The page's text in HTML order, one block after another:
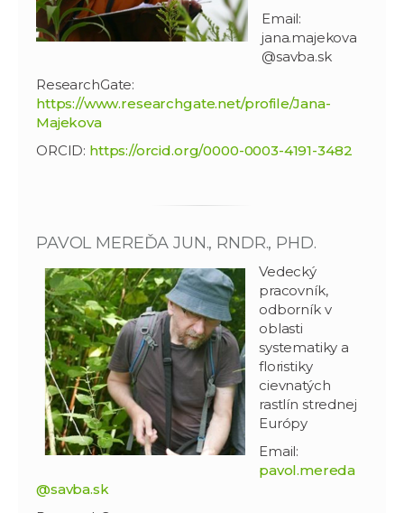
Email:
jana.majekova
@savba.sk
ResearchGate:
https://www.researchgate.net/profile/Jana-
Majekova
ORCID: https://orcid.org/0000-0003-4191-3482
PAVOL MEREĎA JUN., RNDR., PHD.
Vedecký
pracovník,
odborník v
oblasti
systematiky a
floristiky
cievnatých
rastlín strednej
Európy
Email:
pavol.mereda
@savba.sk